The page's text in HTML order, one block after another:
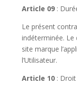
Article 09:
Le présent
indéterminée. Le
site marque
l’Utilisateur.
Article 10: Droit